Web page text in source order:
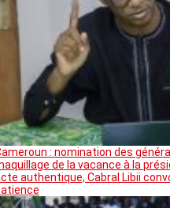
: nomination des
de la vacance à la
authentique, Cabral Libii